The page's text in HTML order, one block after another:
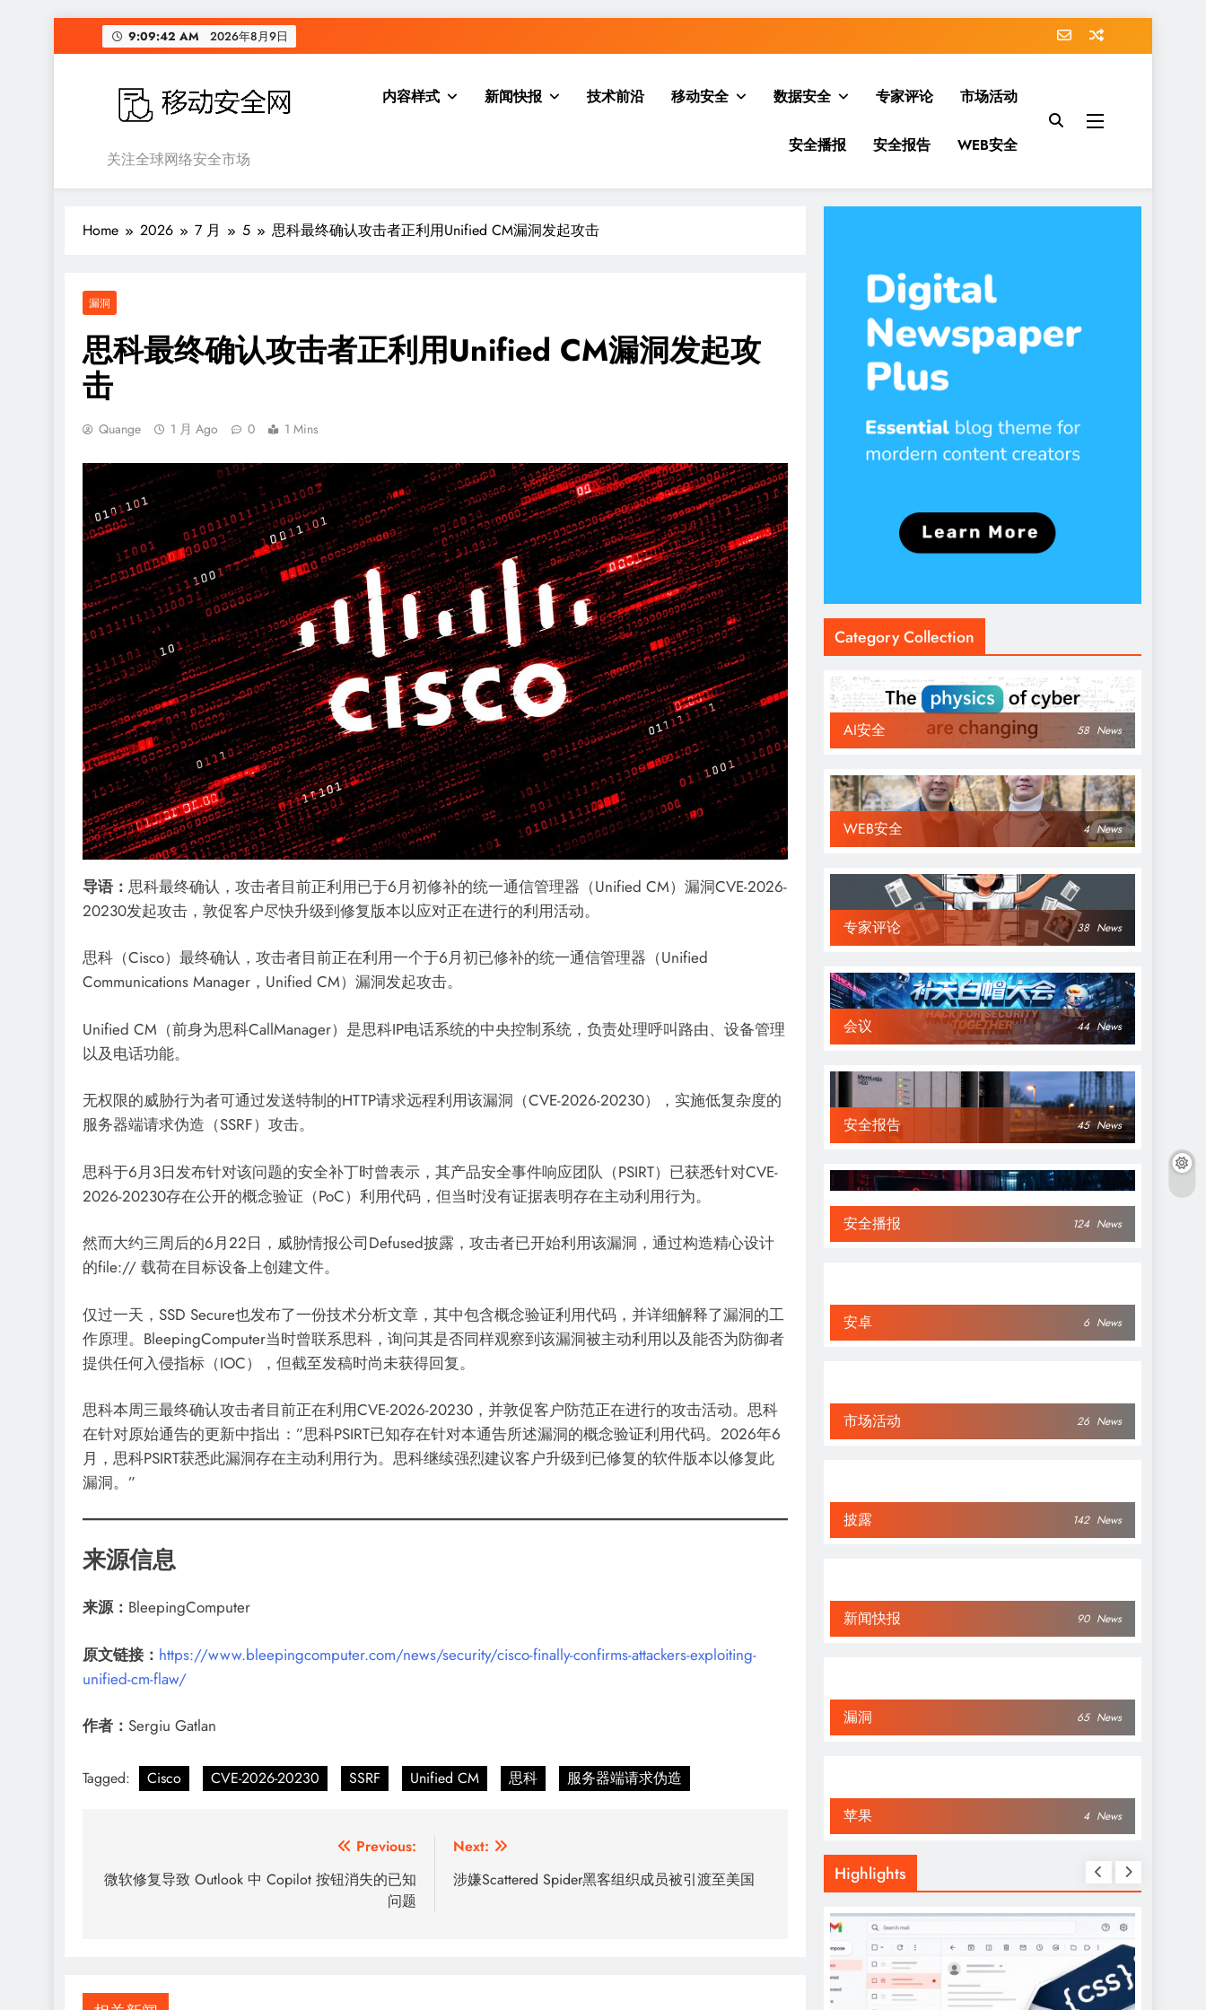
to
9:09:43 AM 2026年8月9日
移动安全网
关注全球网络安全市场
内容样式 新闻快报 技术前沿 移动安全 数据安全 专家评论 市场活动
安全播报 安全报告 WEB安全
Home 2026 7 月 5 思科最终确认攻击者正利用Unified CM漏洞发起攻击
漏洞
思科最终确认攻击者正利用Unified CM漏洞发起攻
击
Quange 1 月 Ago 0 1 Mins
导语： 思科最终确认，攻击者目前正利用已于6月初修补的统一通信管理器（Unified CM）漏洞CVE-2026-
20230发起攻击，敦促客户尽快升级到修复版本以应对正在进行的利用活动。
思科（Cisco）最终确认，攻击者目前正在利用一个于6月初已修补的统一通信管理器（Unified
Communications Manager，Unified CM）漏洞发起攻击。
Unified CM（前身为思科CallManager）是思科IP电话系统的中央控制系统，负责处理呼叫路由、设备管理
以及电话功能。
无权限的威胁行为者可通过发送特制的HTTP请求远程利用该漏洞（CVE-2026-20230），实施低复杂度的
服务器端请求伪造（SSRF）攻击。
思科于6月3日发布针对该问题的安全补丁时曾表示，其产品安全事件响应团队（PSIRT）已获悉针对CVE-
2026-20230存在公开的概念验证（PoC）利用代码，但当时没有证据表明存在主动利用行为。
然而大约三周后的6月22日，威胁情报公司Defused披露，攻击者已开始利用该漏洞，通过构造精心设计
的file:// 载荷在目标设备上创建文件。
仅过一天，SSD Secure也发布了一份技术分析文章，其中包含概念验证利用代码，并详细解释了漏洞的工
作原理。BleepingComputer当时曾联系思科，询问其是否同样观察到该漏洞被主动利用以及能否为防御者
提供任何入侵指标（IOC），但截至发稿时尚未获得回复。
思科本周三最终确认攻击者目前正在利用CVE-2026-20230，并敦促客户防范正在进行的攻击活动。思科
在针对原始通告的更新中指出：”思科PSIRT已知存在针对本通告所述漏洞的概念验证利用代码。2026年6
月，思科PSIRT获悉此漏洞存在主动利用行为。思科继续强烈建议客户升级到已修复的软件版本以修复此
漏洞。”
来源信息
来源： BleepingComputer
原文链接： https://www.bleepingcomputer.com/news/security/cisco-finally-confirms-attackers-exploiting-
unified-cm-flaw/
作者： Sergiu Gatlan
Tagged: Cisco CVE-2026-20230 SSRF Unified CM 思科 服务器端请求伪造
章
Previous:
微软修复导致 Outlook 中 Copilot 按钮消失的已知
问题
Next:
涉嫌Scattered Spider黑客组织成员被引渡至美国
Category Collection
AI安全 58 News
WEB安全 4 News
专家评论 38 News
会议 44 News
安全报告 45 News
安全播报 124 News
安卓 6 News
市场活动 26 News
披露 142 News
新闻快报 90 News
漏洞 65 News
苹果 4 News
Highlights